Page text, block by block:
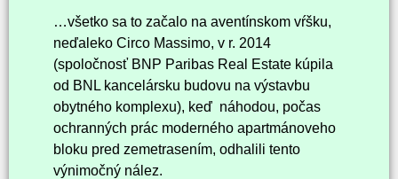
…všetko sa to začalo na aventínskom vŕšku,
neďaleko Circo Massimo, v r. 2014
(spoločnosť BNP Paribas Real Estate kúpila
od BNL kancelársku budovu na výstavbu
obytného komplexu), keď náhodou, počas
ochranných prác moderného apartmánoveho
bloku pred zemetrasením, odhalili tento
výnimočný nález.